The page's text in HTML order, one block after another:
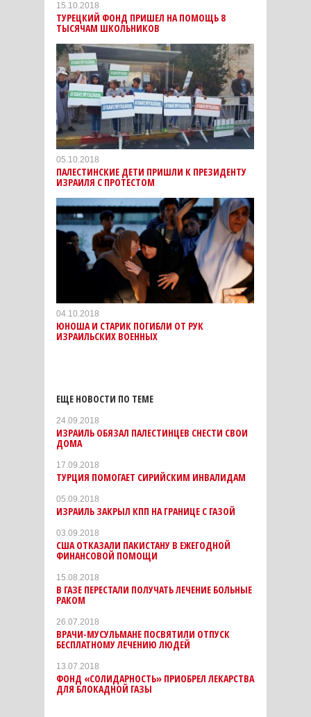
15.10.2018
ТУРЕЦКИЙ ФОНД ПРИШЕЛ НА ПОМОЩЬ 8
ТЫСЯЧАМ ШКОЛЬНИКОВ
05.10.2018
ПАЛЕСТИНСКИЕ ДЕТИ ПРИШЛИ К ПРЕЗИДЕНТУ
ИЗРАИЛЯ С ПРОТЕСТОМ
04.10.2018
ЮНОША И СТАРИК ПОГИБЛИ ОТ РУК
ИЗРАИЛЬСКИХ ВОЕННЫХ
ЕЩЕ НОВОСТИ ПО ТЕМЕ
24.09.2018
ИЗРАИЛЬ ОБЯЗАЛ ПАЛЕСТИНЦЕВ СНЕСТИ СВОИ
ДОМА
17.09.2018
ТУРЦИЯ ПОМОГАЕТ СИРИЙСКИМ ИНВАЛИДАМ
05.09.2018
ИЗРАИЛЬ ЗАКРЫЛ КПП НА ГРАНИЦЕ С ГАЗОЙ
03.09.2018
США ОТКАЗАЛИ ПАКИСТАНУ В ЕЖЕГОДНОЙ
ФИНАНСОВОЙ ПОМОЩИ
15.08.2018
В ГАЗЕ ПЕРЕСТАЛИ ПОЛУЧАТЬ ЛЕЧЕНИЕ БОЛЬНЫЕ
РАКОМ
26.07.2018
ВРАЧИ-МУСУЛЬМАНЕ ПОСВЯТИЛИ ОТПУСК
БЕСПЛАТНОМУ ЛЕЧЕНИЮ ЛЮДЕЙ
13.07.2018
ФОНД «СОЛИДАРНОСТЬ» ПРИОБРЕЛ ЛЕКАРСТВА
ДЛЯ БЛОКАДНОЙ ГАЗЫ